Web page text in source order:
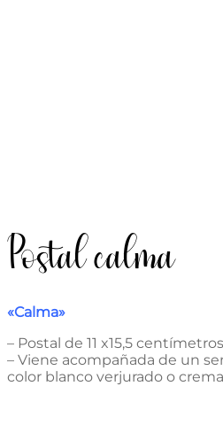
Postal calma
«Calma»
– Postal de 11 x15,5
– Viene acompañada de un
color blanco verjurado o crema